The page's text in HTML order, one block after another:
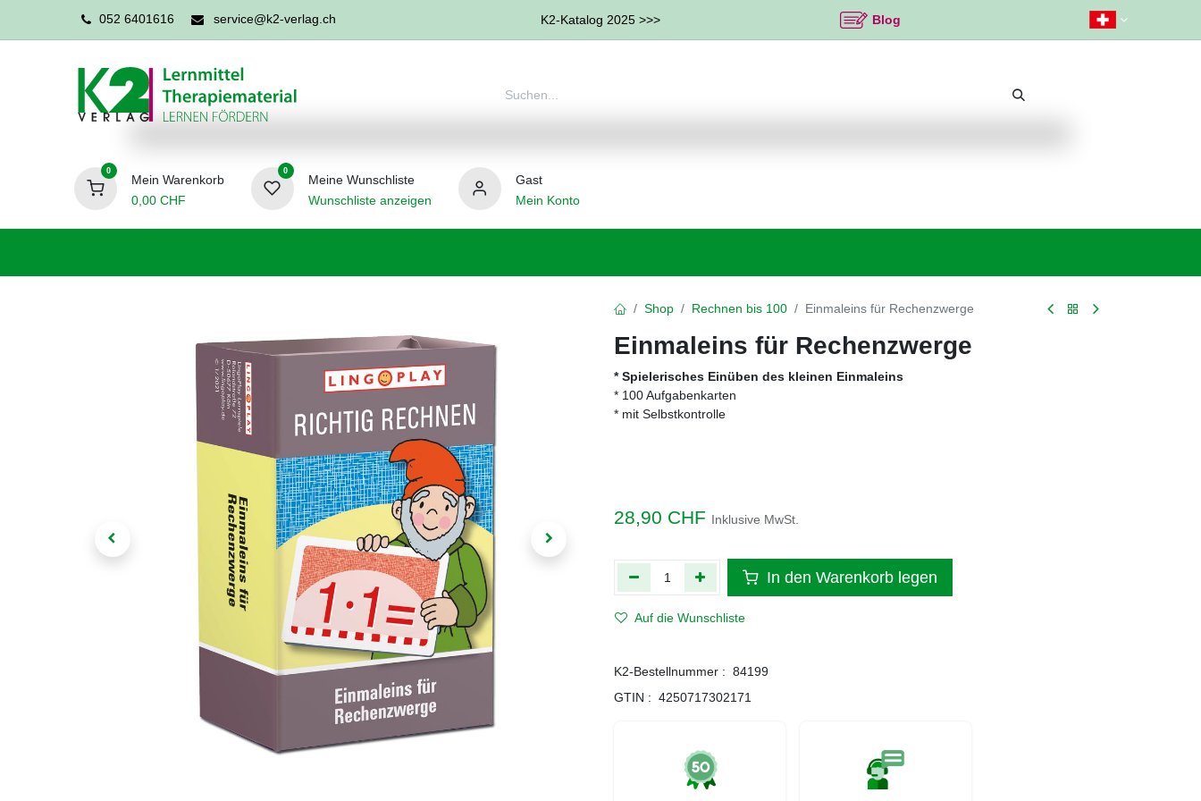
052 6401616 service@k2-verlag.ch K2-Katalog 2025 >>> Blog
0
Mein Warenkorb
0,00CHF
0
Meine Wunschliste
Wunschliste anzeigen
Gast
Mein Konto
Shop Rechnen bis 100 Einmaleins für Rechenzwerge
Einmaleins für Rechenzwerge
* Spielerisches Einüben des kleinen Einmaleins
* 100 Aufgabenkarten
* mit Selbstkontrolle
28,90 CHF Inklusive MwSt.
In den Warenkorb legen
Auf die Wunschliste
K2-Bestellnummer : 84199
GTIN : 4250717302171